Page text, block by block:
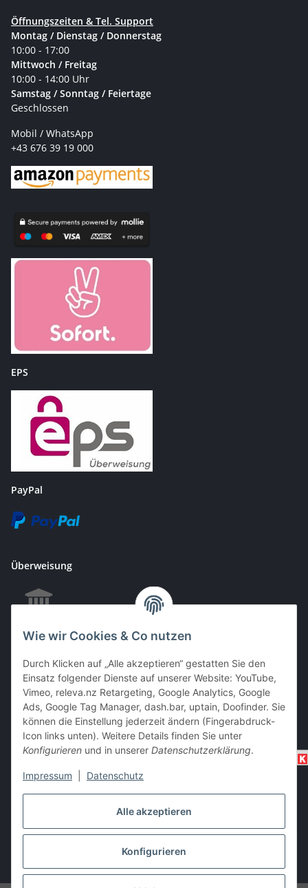
Alle akzeptieren
Konfigurieren
Wie wir Cookies & Co nutzen
Durch Klicken auf „Alle akzeptieren“ gestatten Sie den
Einsatz folgender Dienste auf unserer Website: YouTube,
Vimeo, releva.nz Retargeting, Google Analytics, Google
Ads, Google Tag Manager, dash.bar, uptain, Doofinder. Sie
können die Einstellung jederzeit ändern (Fingerabdruck-
Icon links unten). Weitere Details finden Sie unter
Konfigurieren und in unserer Datenschutzerklärung.
Impressum Datenschutz
Öffnungszeiten & Tel. Support
Montag / Dienstag / Donnerstag
10:00 - 17:00
Mittwoch / Freitag
10:00 - 14:00 Uhr
Samstag / Sonntag / Feiertage
Geschlossen
Mobil / WhatsApp
+43 676 39 19 000
EPS
PayPal
Überweisung
EC & Kreditkartenzahlung bei Abholung
Barzahlung bei Abholung
Vertrag widerrufen
* Alle Preise inkl. gesetzlicher USt., zzgl.Versand